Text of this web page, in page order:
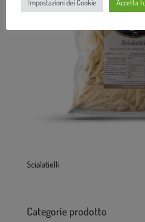
Scialatielli
Categorie prodotto
Impostazioni dei Cookie Accetta